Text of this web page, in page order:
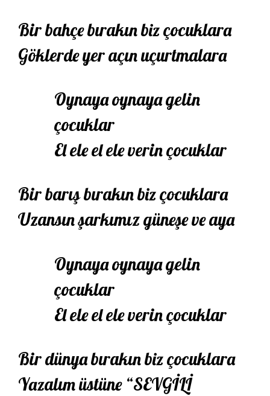
Bir bahçe bırakın biz çocuklara
Göklerde yer açın uçurtmalara
Oynaya oynaya gelin
çocuklar
El ele el ele verin çocuklar
Bir barış bırakın biz çocuklara
Uzansın şarkımız güneşe ve aya
Oynaya oynaya gelin
çocuklar
El ele el ele verin çocuklar
Bir dünya bırakın biz çocuklara
Yazalım üstüne “SEVGİLİ